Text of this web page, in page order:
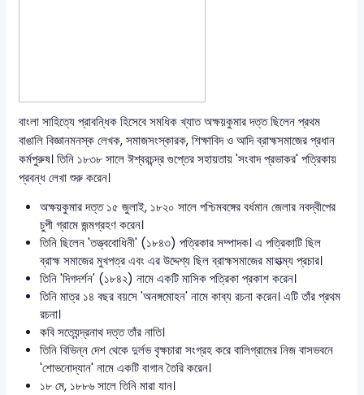
বাংলা সাহিত্যে প্রাবন্ধিক হিসেবে সমধিক খ্যাত অক্ষয়কুমার দত্ত ছিলেন প্রথম
বাঙালি বিজ্ঞানমনস্ক লেখক, সমাজসংস্কারক, শিক্ষাবিদ ও আদি ব্রাহ্মসমাজের প্রধান
কর্মপুরুষ। তিনি ১৮৩৮ সালে ঈশ্বরচন্দ্র গুপ্তের সহায়তায় 'সংবাদ প্রভাকর' পত্রিকায়
প্রবন্ধ লেখা শুরু করেন।
অক্ষয়কুমার দত্ত ১৫ জুলাই, ১৮২০ সালে পশ্চিমবঙ্গের বর্ধমান জেলার নবদ্বীপের
চুপী গ্রামে জন্মগ্রহণ করেন।
তিনি ছিলেন 'তত্ত্ববোধিনী' (১৮৪৩) পত্রিকার সম্পাদক। এ পত্রিকাটি ছিল
ব্রাহ্ম সমাজের মুখপত্র এবং এর উদ্দেশ্য ছিল ব্রাহ্মসমাজের মাহাত্ম্য প্রচার।
তিনি 'দিগদর্শন' (১৮৪২) নামে একটি মাসিক পত্রিকা প্রকাশ করেন।
তিনি মাত্র ১৪ বছর বয়সে 'অনঙ্গমোহন' নামে কাব্য রচনা করেন। এটি তাঁর প্রথম
রচনা।
কবি সত্যেন্দ্রনাথ দত্ত তাঁর নাতি।
তিনি বিভিন্ন দেশ থেকে দুর্লভ বৃক্ষচারা সংগ্রহ করে বালিগ্রামের নিজ বাসভবনে
'শোভনোদ্যান' নামে একটি বাগান তৈরি করেন।
১৮ মে, ১৮৮৬ সালে তিনি মারা যান।